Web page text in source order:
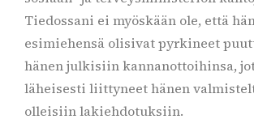
Tiedossani ei myöskään ole, että
esimiehensä olisivat pyrkineet
hänen julkisiin kannanottoihinsa,
läheisesti liittyneet hänen
olleisiin lakiehdotuksiin.